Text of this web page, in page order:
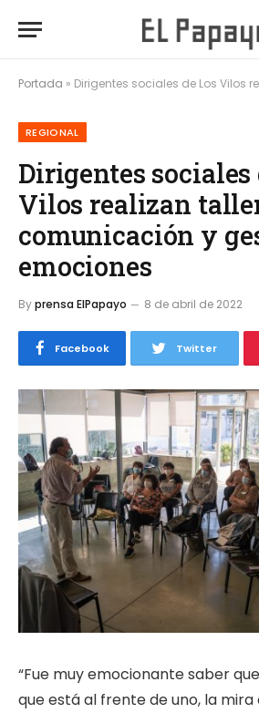
Portada » Dirigentes sociales de Los Vilos realizan talleres de
REGIONAL
Dirigentes sociales
Vilos realizan
comunicación y
emociones
Byprensa ElPapayo 8 de abril de 2022
Facebook Twitter
“Fue muy emocionante saber
que está al frente de uno, la mira